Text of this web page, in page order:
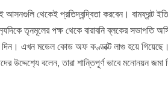
আসনগুলি থেকেই প্রতিদ্বন্দ্বিতা করবেন। বামফ্রন্ট
তৃনমূলের পক্ষ থেকে বারাবনি ব্লকের সভাপতি
দিন। এখন মডেল কোড অফ কণ্ডাক্ট লাগু হয়ে গিয়েছে।
উদ্দেশ‍্যে বলেন, তারা শান্তিপূর্ণ ভাবে মনোনয়ন জমা